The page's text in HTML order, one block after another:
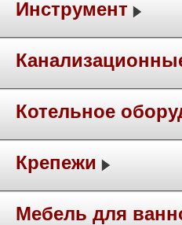
Инструмент
Котельное
Крепежи
Мебель для